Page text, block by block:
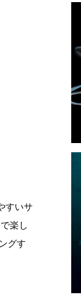
すいサ
楽し
グす